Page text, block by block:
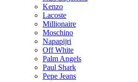
Kenzo
Lacoste
Millionaire
Moschino
Napapijri
Off White
Palm Angels
Paul Shark
Pepe Jeans